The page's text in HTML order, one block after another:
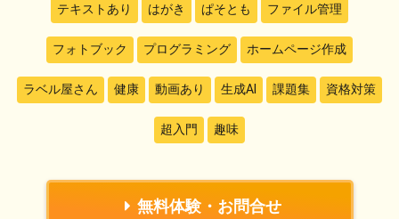
テキストあり はがき ぱそとも ファイル管理
フォトブック プログラミング ホームページ作成
ラベル屋さん 健康 動画あり 生成AI 課題集 資格対策
超入門 趣味
無料体験・お問合せ